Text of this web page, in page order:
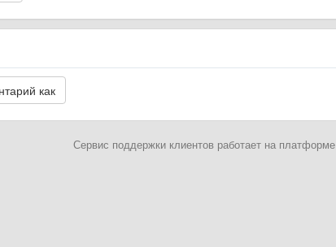
Сервис поддержки клиентов работает на платформе